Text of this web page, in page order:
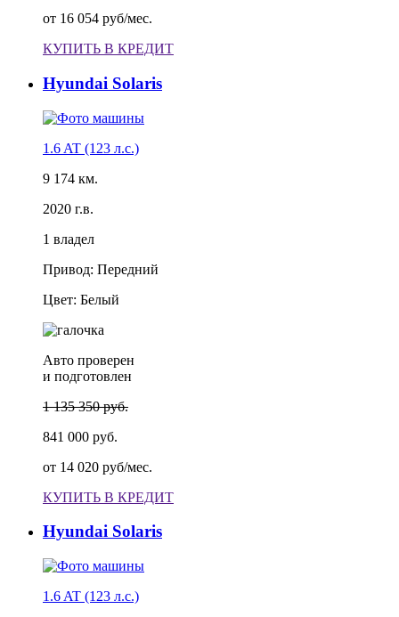
от 16 054 руб/мес.
КУПИТЬ В КРЕДИТ
Hyundai Solaris
1.6 AT (123 л.с.)
9 174 км.
2020 г.в.
1 владел
Привод: Передний
Цвет: Белый
Авто проверен
и подготовлен
1 135 350 руб.
841 000 руб.
от 14 020 руб/мес.
КУПИТЬ В КРЕДИТ
Hyundai Solaris
1.6 AT (123 л.с.)